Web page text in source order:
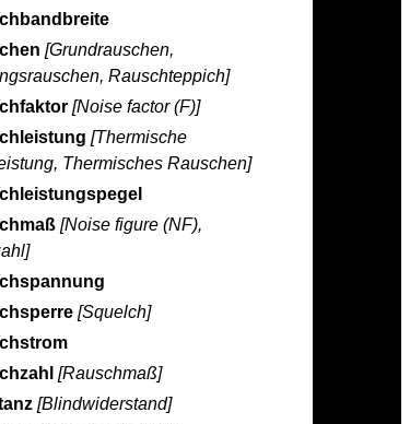
[Grundrauschen,
Rauschteppich]
[Noise factor (F)]
[Thermische
Thermisches Rauschen]
[Noise figure (NF),
[Squelch]
[Rauschmaß]
[Blindwiderstand]